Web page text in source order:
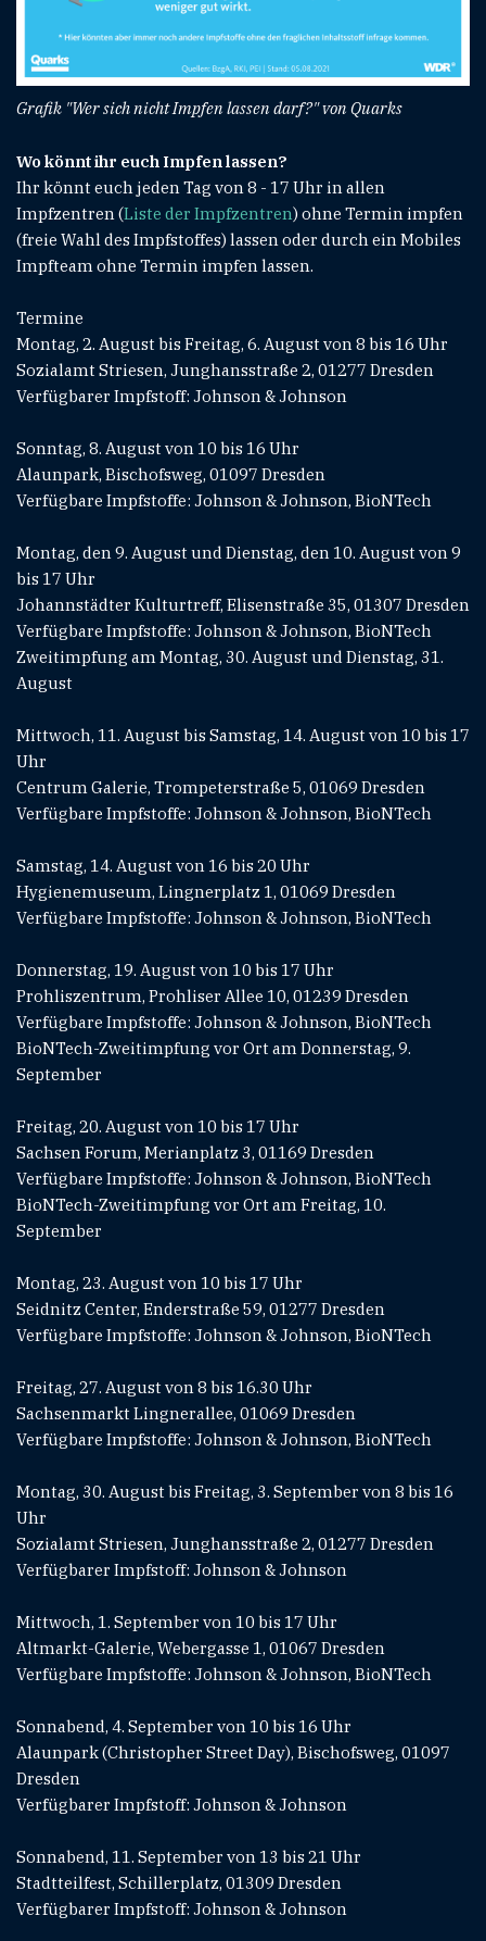
Grafik "Wer sich nicht Impfen lassen darf?" von Quarks
Wo könnt ihr euch Impfen lassen?
Ihr könnt euch jeden Tag von 8 - 17 Uhr in allen
Impfzentren (Liste der Impfzentren) ohne Termin impfen
(freie Wahl des Impfstoffes) lassen oder durch ein Mobiles
Impfteam ohne Termin impfen lassen.
Termine
Montag, 2. August bis Freitag, 6. August von 8 bis 16 Uhr
Sozialamt Striesen, Junghansstraße 2, 01277 Dresden
Verfügbarer Impfstoff: Johnson & Johnson
Sonntag, 8. August von 10 bis 16 Uhr
Alaunpark, Bischofsweg, 01097 Dresden
Verfügbare Impfstoffe: Johnson & Johnson, BioNTech
Montag, den 9. August und Dienstag, den 10. August von 9
bis 17 Uhr
Johannstädter Kulturtreff, Elisenstraße 35, 01307 Dresden
Verfügbare Impfstoffe: Johnson & Johnson, BioNTech
Zweitimpfung am Montag, 30. August und Dienstag, 31.
August
Mittwoch, 11. August bis Samstag, 14. August von 10 bis 17
Uhr
Centrum Galerie, Trompeterstraße 5, 01069 Dresden
Verfügbare Impfstoffe: Johnson & Johnson, BioNTech
Samstag, 14. August von 16 bis 20 Uhr
Hygienemuseum, Lingnerplatz 1, 01069 Dresden
Verfügbare Impfstoffe: Johnson & Johnson, BioNTech
Donnerstag, 19. August von 10 bis 17 Uhr
Prohliszentrum, Prohliser Allee 10, 01239 Dresden
Verfügbare Impfstoffe: Johnson & Johnson, BioNTech
BioNTech-Zweitimpfung vor Ort am Donnerstag, 9.
September
Freitag, 20. August von 10 bis 17 Uhr
Sachsen Forum, Merianplatz 3, 01169 Dresden
Verfügbare Impfstoffe: Johnson & Johnson, BioNTech
BioNTech-Zweitimpfung vor Ort am Freitag, 10.
September
Montag, 23. August von 10 bis 17 Uhr
Seidnitz Center, Enderstraße 59, 01277 Dresden
Verfügbare Impfstoffe: Johnson & Johnson, BioNTech
Freitag, 27. August von 8 bis 16.30 Uhr
Sachsenmarkt Lingnerallee, 01069 Dresden
Verfügbare Impfstoffe: Johnson & Johnson, BioNTech
Montag, 30. August bis Freitag, 3. September von 8 bis 16
Uhr
Sozialamt Striesen, Junghansstraße 2, 01277 Dresden
Verfügbarer Impfstoff: Johnson & Johnson
Mittwoch, 1. September von 10 bis 17 Uhr
Altmarkt-Galerie, Webergasse 1, 01067 Dresden
Verfügbare Impfstoffe: Johnson & Johnson, BioNTech
Sonnabend, 4. September von 10 bis 16 Uhr
Alaunpark (Christopher Street Day), Bischofsweg, 01097
Dresden
Verfügbarer Impfstoff: Johnson & Johnson
Sonnabend, 11. September von 13 bis 21 Uhr
Stadtteilfest, Schillerplatz, 01309 Dresden
Verfügbarer Impfstoff: Johnson & Johnson